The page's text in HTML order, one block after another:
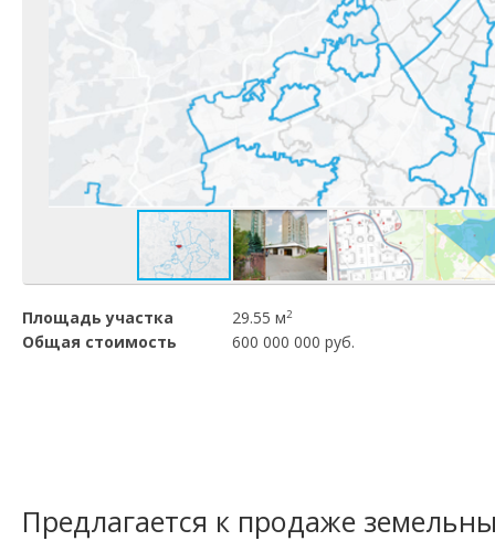
Площадь участка 29.55 м2
Общая стоимость 600 000 000 руб.
Предлагается к продаже